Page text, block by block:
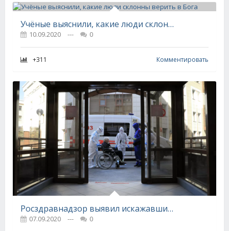
Учёные выяснили, какие люди склонны верить в Бога
10.09.2020 --- 0
+311 Комментировать
Росздравнадзор выявил искажавшие смертность от COVID-19 больницы
07.09.2020 ---
0